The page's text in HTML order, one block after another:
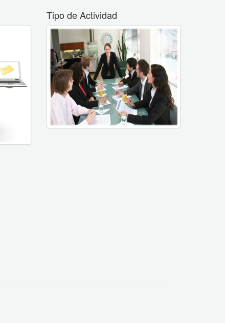
Tipo de Actividad